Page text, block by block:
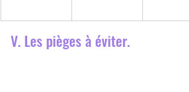
V. Les pièges à éviter.